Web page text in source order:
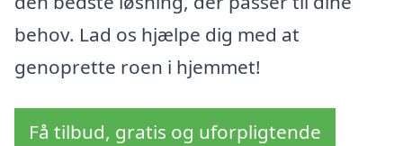
behov. Lad os hjælpe dig med at
genoprette roen i hjemmet!
Få tilbud, gratis og uforpligtende